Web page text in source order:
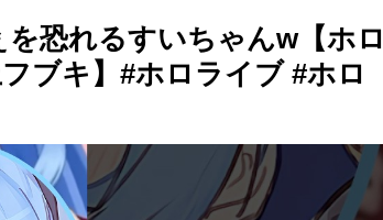
恐れるすいちゃんw【ホロ
ブキ】#ホロライブ #ホロ